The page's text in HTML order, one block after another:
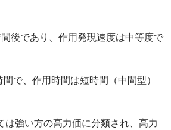
後であり、作用発現速度は中等度で
で、作用時間は短時間（中間型）
は強い方の高力価に分類され、高力